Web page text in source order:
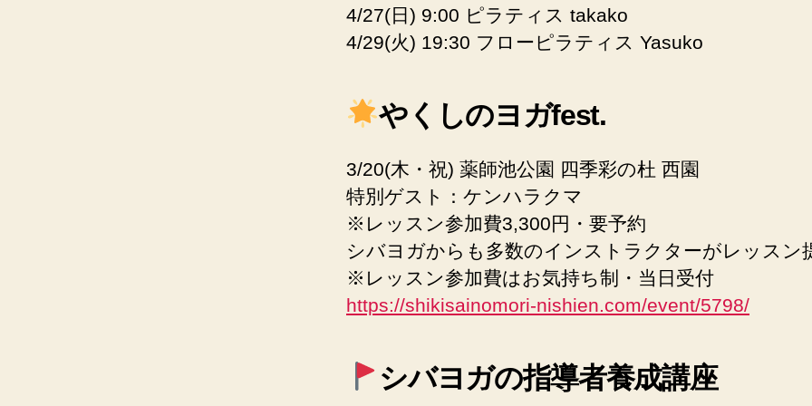
4/27(日) 9:00 ピラティス takako
4/29(火) 19:30 フローピラティス Yasuko
やくしのヨガfest.
3/20(木・祝) 薬師池公園 四季彩の杜 西園
特別ゲスト：ケンハラクマ
※レッスン参加費3,300円・要予約
シバヨガからも多数のインストラクターがレッスン
※レッスン参加費はお気持ち制・当日受付
https://shikisainomori-nishien.com/event/5798/
シバヨガの指導者養成講座